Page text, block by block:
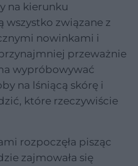
na kierunku
wszystko związane z
nowinkami i
przeważnie
wypróbowywać
na lśniącą skórę i
które rzeczywiście
rozpoczęła pisząc
zajmowała się